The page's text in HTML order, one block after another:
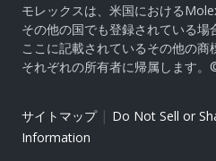
モレックスは、米国における
その他の国でも登録されている場
ここに記載されているその他の商
それぞれの所有者に帰属します
サイトマップ| Do Not Sell or
Information